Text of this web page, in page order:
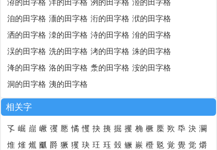
洊的田字格 洋的田字格 洌的田字格 洍的田字格
洎的田字格 洏的田字格 洐的田字格 洑的田字格
洒的田字格 洓的田字格 洔的田字格 洕的田字格
洖的田字格 洗的田字格 洘的田字格 洙的田字格
洚的田字格 洛的田字格 洜的田字格 洝的田字格
洞的田字格 洟的田字格
相关字
孓 崛 崫 嶥 彏 憠 憰 戄 抉 挗 掘 攫 桷 橛 橜 欮 氒 決 灍
焳 熦 爑 爴 爵 獗 玃 玦 玨 珏 瑴 鳜 嶡 櫭 覐 覚 覺 觉 爝